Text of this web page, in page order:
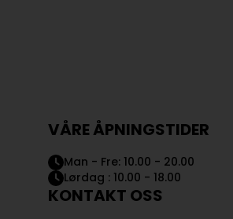
VÅRE ÅPNINGSTIDER
Man - Fre: 10.00 - 20.00
Lørdag : 10.00 - 18.00
KONTAKT OSS